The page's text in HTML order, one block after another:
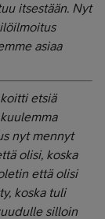
itsestään. Nyt
asiaa
etsiä
nyt mennyt
olisi, koska
että olisi
koska tuli
silloin